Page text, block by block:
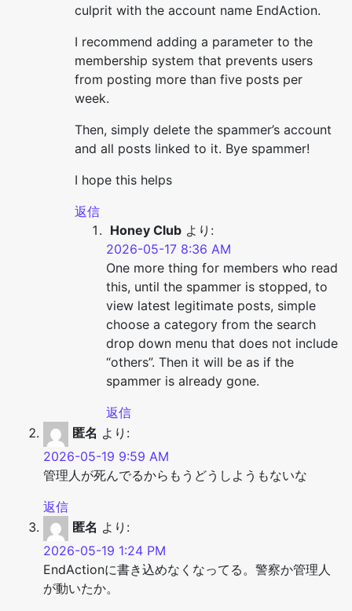
culprit with the account name EndAction.
I recommend adding a parameter to the
membership system that prevents users
from posting more than five posts per
week.
Then, simply delete the spammer’s account
and all posts linked to it. Bye spammer!
I hope this helps
返信
Honey Club より:
2026-05-17 8:36 AM
One more thing for members who read
this, until the spammer is stopped, to
view latest legitimate posts, simple
choose a category from the search
drop down menu that does not include
“others”. Then it will be as if the
spammer is already gone.
返信
匿名 より:
2026-05-19 9:59 AM
管理人が死んでるからもうどうしようもないな
返信
匿名 より:
2026-05-19 1:24 PM
EndActionに書き込めなくなってる。警察か管理人
が動いたか。